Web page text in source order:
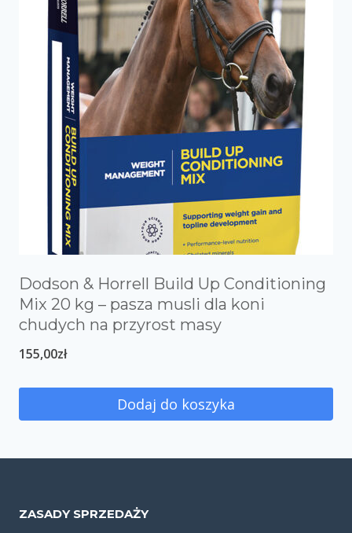
Dodson & Horrell Build Up Conditioning
Mix 20 kg – pasza musli dla koni
chudych na przyrost masy
155,00zł
Dodaj do koszyka
ZASADY SPRZEDAŻY